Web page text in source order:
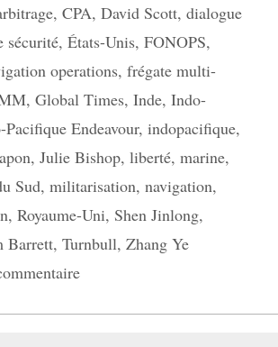
, CPA, David Scott, dialogue
sécurité, États-Unis, FONOPS,
operations, frégate multi-
, Global Times, Inde, Indo-
Pacifique Endeavour, indopacifique,
, Julie Bishop, liberté, marine,
Sud, militarisation, navigation,
, Royaume-Uni, Shen Jinlong,
Barrett, Turnbull, Zhang Ye